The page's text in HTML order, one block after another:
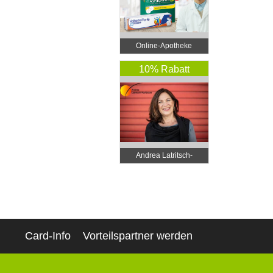
Online‑Apotheke
10% Rabatt
Andrea Latritsch-
Karlbauer
Card-Info Vorteilspartner werden